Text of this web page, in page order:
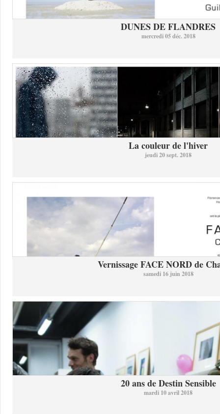
DUNES DE FLANDRES
mercredi 05 déc. 2018
La couleur de l'hiver
jeudi 20 sept. 2018
Vernissage FACE NORD de
samedi 16 juin 2018
20 ans de Destin Sensible
mardi 10 avril 2018